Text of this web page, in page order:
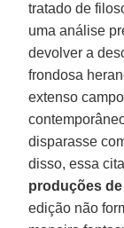
tratado de
uma análise
devolver a
frondosa
extenso
disparasse
disso, essa
produções
edição não